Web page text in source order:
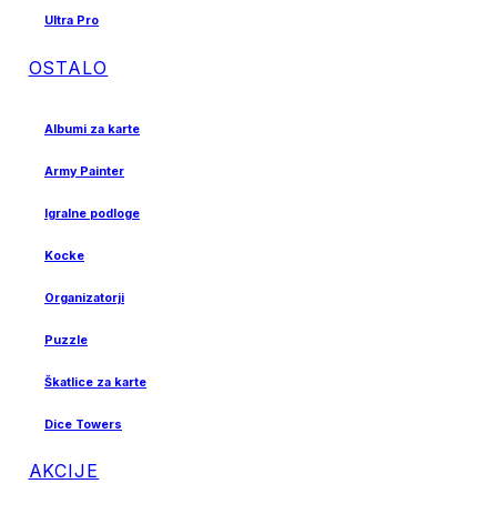
Ultra Pro
OSTALO
Albumi za karte
Army Painter
Igralne podloge
Kocke
Organizatorji
Puzzle
Škatlice za karte
Dice Towers
AKCIJE